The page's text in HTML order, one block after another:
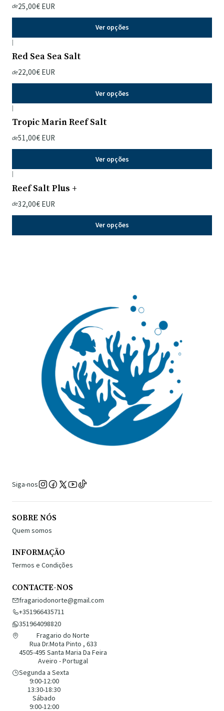
de25,00€ EUR
Ver opções
|
Red Sea Sea Salt
de22,00€ EUR
Ver opções
|
Tropic Marin Reef Salt
de51,00€ EUR
Ver opções
|
Reef Salt Plus +
de32,00€ EUR
Ver opções
Siga-nos
SOBRE NÓS
Quem somos
INFORMAÇÃO
Termos e Condições
CONTACTE-NOS
fragariodonorte@gmail.com
+351966435711
351964098820
Fragario do Norte
Rua Dr.Mota Pinto , 633
4505-495 Santa Maria Da Feira
Aveiro - Portugal
Segunda a Sexta
9:00-12:00
13:30-18:30
Sábado
9:00-12:00